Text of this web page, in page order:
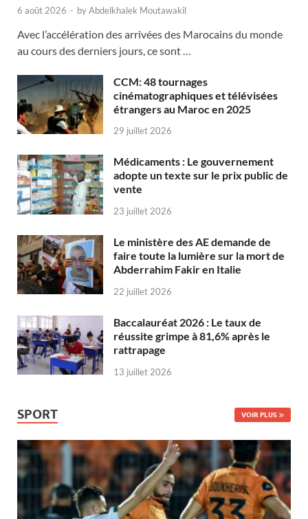
6 août 2026 - byAbdelkhalek Moutawakil
Avec l’accélération des arrivées des Marocains du monde
au cours des derniers jours, ce sont …
CCM: 48 tournages
cinématographiques et télévisées
étrangers au Maroc en 2025
29 juillet 2026
Médicaments : Le gouvernement
adopte un texte sur le prix public de
vente
23 juillet 2026
Le ministère des AE demande de
faire toute la lumière sur la mort de
Abderrahim Fakir en Italie
22 juillet 2026
Baccalauréat 2026 : Le taux de
réussite grimpe à 81,6% après le
rattrapage
13 juillet 2026
SPORT VOIR PLUS